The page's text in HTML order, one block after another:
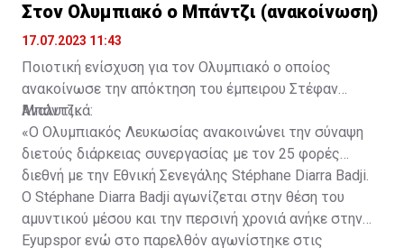
Στον Ολυμπιακό ο Μπάντζι (ανακοίνωση)
17.07.2023 11:43
Ποιοτική ενίσχυση για τον Ολυμπιακό ο οποίος
ανακοίνωσε την απόκτηση του έμπειρου Στέφαν
Μπάντζι.
Αναλυτικά:
«Ο Ολυμπιακός Λευκωσίας ανακοινώνει την σύναψη
διετούς διάρκειας συνεργασίας με τον 25 φορές
διεθνή με την Εθνική Σενεγάλης Stéphane Diarra Badji.
Ο Stéphane Diarra Badji αγωνίζεται στην θέση του
αμυντικού μέσου και την περσινή χρονιά ανήκε στην
Eyupspor ενώ στο παρελθόν αγωνίστηκε στις